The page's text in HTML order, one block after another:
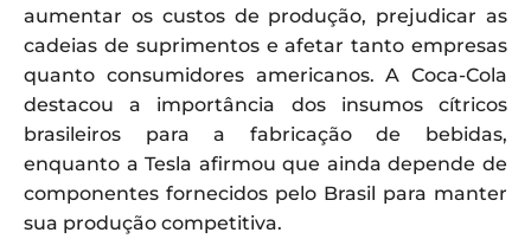
aumentar os custos de produção, prejudicar as
cadeias de suprimentos e afetar tanto empresas
quanto consumidores americanos. A Coca-Cola
destacou a importância dos insumos cítricos
brasileiros para a fabricação de bebidas,
enquanto a Tesla afirmou que ainda depende de
componentes fornecidos pelo Brasil para manter
sua produção competitiva.